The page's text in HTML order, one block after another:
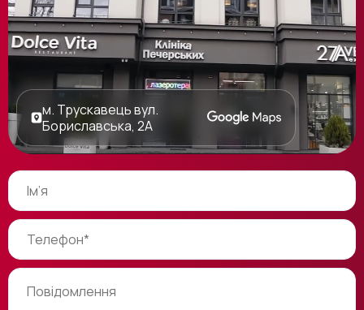
м. Трускавець вул.
Бориславська, 2А